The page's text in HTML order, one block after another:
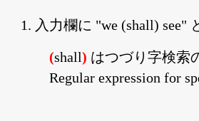
1. 入力欄に "we (shall) see"
(shall) はつづり字検索
Regular expression for